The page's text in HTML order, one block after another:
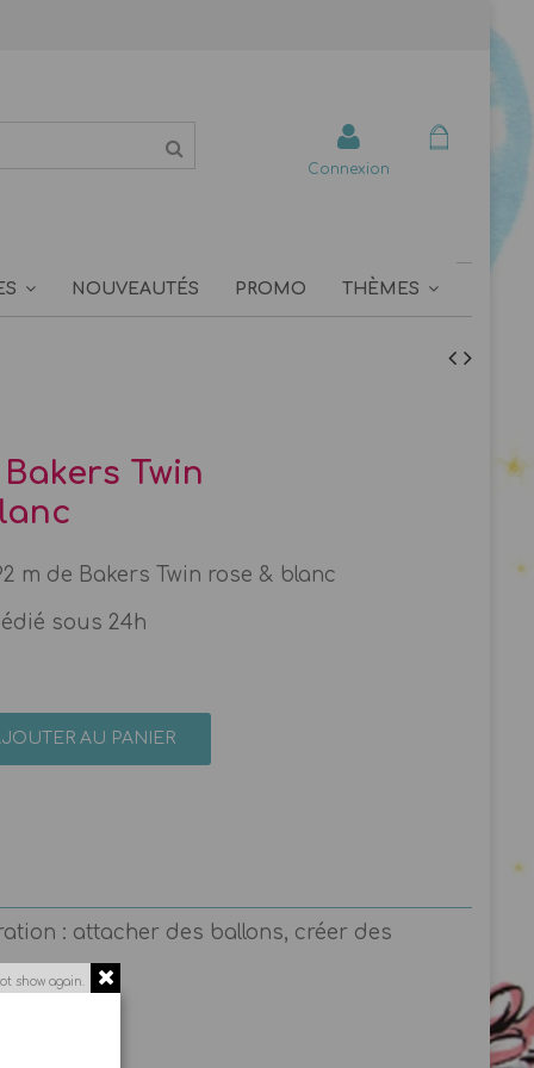
show again.
Connexion
NOUVEAUTÉS PROMO THÈMES
Twin
m de Bakers Twin rose & blanc
sous 24h
AU PANIER
: attacher des ballons, créer des